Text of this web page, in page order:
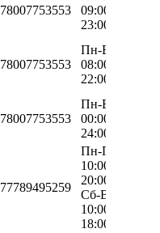
78007753553
09:00-
23:00
78007753553
Пн-Вс
08:00-
22:00
78007753553
Пн-Вс
00:00-
24:00
77789495259
Пн-Пт
10:00-
20:00
Сб-Вс
10:00-
18:00